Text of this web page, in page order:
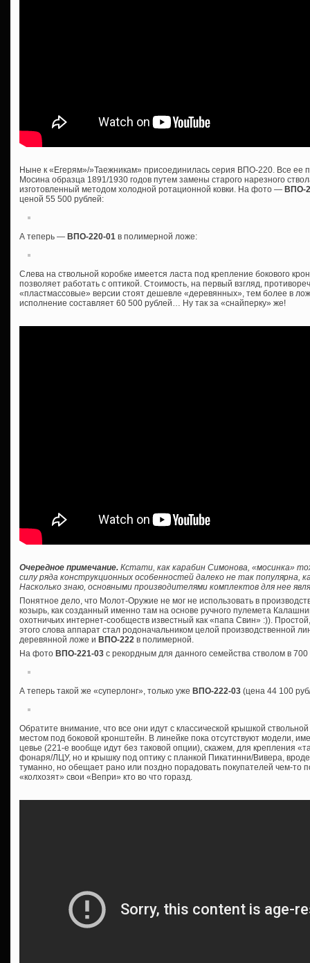
Ныне к «Егерям»/»Таежникам» присоединилась серия ВПО-220. Все ее
Мосина образца 1891/1930 годов путем замены старого нарезного
изготовленный методом холодной ротационной ковки. На фото — ВПО-
ценой 55 500 рублей:
А теперь — ВПО-220-01 в полимерной ложе:
Слева на ствольной коробке имеется ласта под крепление бокового
позволяет работать с оптикой. Стоимость, на первый взгляд,
«пластмассовые» версии стоят дешевле «деревянных», тем более в
исполнение составляет 60 500 рублей… Ну так за «снайперку» же!
Очередное примечание. Кстати, как карабин Симонова, «мосинка»
силу ряда конструкционных особенностей далеко не так популярна,
Насколько знаю, основными производителями комплектов для нее
Понятное дело, что Молот-Оружие не мог не использовать в
козырь, как созданный именно там на основе ручного пулемета
охотничьих интернет-сообществ известный как «папа Свин» :)).
этого слова аппарат стал родоначальником целой производственной
деревянной ложе и ВПО-222 в полимерной.
На фото ВПО-221-03 с рекордным для данного семейства стволом в
А теперь такой же «суперлонг», только уже ВПО-222-03 (цена 44 100
Обратите внимание, что все они идут с классической крышкой
местом под боковой кронштейн. В линейке пока отсутствуют модели,
цевье (221-е вообще идут без таковой опции), скажем, для крепления
фонаря/ЛЦУ, но и крышку под оптику с планкой Пикатинни/Вивера,
туманно, но обещает рано или поздно порадовать покупателей чем-то
«колхозят» свои «Вепри» кто во что горазд.